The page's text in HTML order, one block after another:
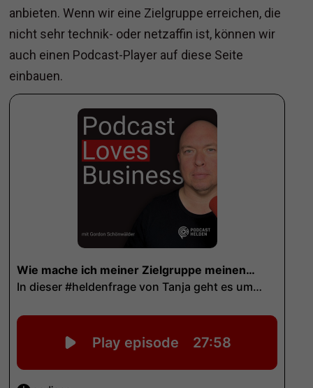
anbieten. Wenn wir eine Zielgruppe erreichen, die
nicht sehr technik- oder netzaffin ist, können wir
auch einen Podcast-Player auf diese Seite
einbauen.